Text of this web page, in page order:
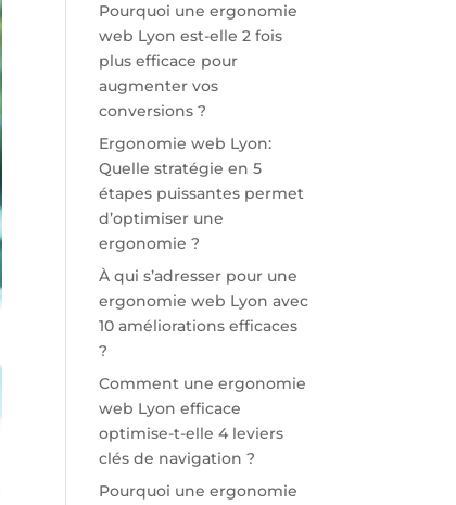
Pourquoi une ergonomie
web Lyon est-elle 2 fois
plus efficace pour
augmenter vos
conversions ?
Ergonomie web Lyon:
Quelle stratégie en 5
étapes puissantes permet
d’optimiser une
ergonomie ?
À qui s’adresser pour une
ergonomie web Lyon avec
10 améliorations efficaces
?
Comment une ergonomie
web Lyon efficace
optimise-t-elle 4 leviers
clés de navigation ?
Pourquoi une ergonomie